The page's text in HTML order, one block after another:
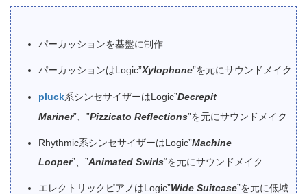
パーカッションを基盤に制作
パーカッションはLogic”Xylophone”を元にサウンドメイク
pluck系シンセサイザーはLogic”Decrepit
Mariner”、”Pizzicato Reflections”を元にサウンドメイク
Rhythmic系シンセサイザーはLogic”Machine
Looper”、”Animated Swirls“を元にサウンドメイク
エレクトリックピアノはLogic”Wide Suitcase”を元に低域